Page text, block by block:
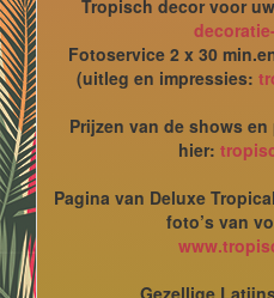
Tropisch decor voor
Fotoservice 2 x 30
(uitleg en impressies:
Prijzen van de shows
hier:
Pagina van Deluxe
foto’s van